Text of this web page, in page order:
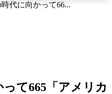
代に向かって66...
て665「アメリカ